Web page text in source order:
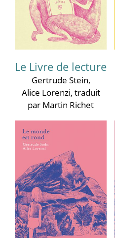
Le Livre de lecture
Gertrude Stein,
Alice Lorenzi, traduit
par Martin Richet